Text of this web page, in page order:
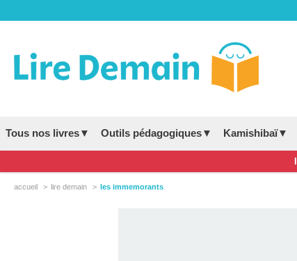
Tous nos livres▼ Outils pédagogiques▼ Kamishibaï▼
accueil lire demain les immemorants